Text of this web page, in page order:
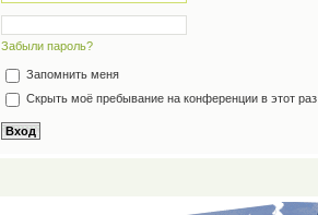
Забыли пароль?
Запомнить меня
Скрыть моё пребывание на конференции в этот раз